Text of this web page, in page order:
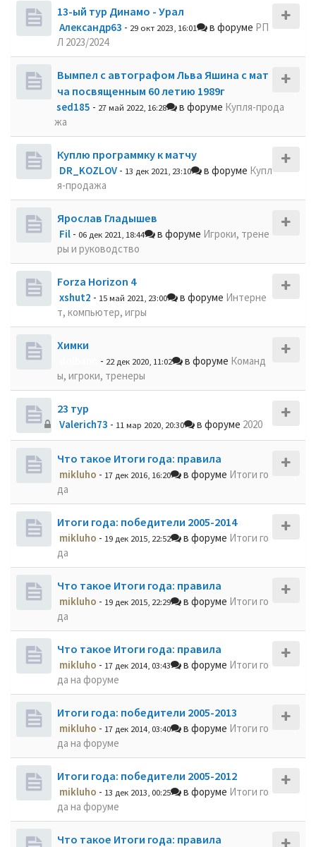
13-ый тур Динамо - Урал
Александр63 - 29 окт 2023, 16:01 в форуме РП
Л 2023/2024
Вымпел с автографом Льва Яшина с мат
ча посвященным 60 летию 1989г
sed185 - 27 май 2022, 16:28 в форуме Купля-прода
жа
Куплю программку к матчу
DR_KOZLOV - 13 дек 2021, 23:10 в форуме Купл
я-продажа
Ярослав Гладышев
Fil - 06 дек 2021, 18:44 в форуме Игроки, трене
ры и руководство
Forza Horizon 4
xshut2 - 15 май 2021, 23:00 в форуме Интерне
т, компьютер, игры
Химки
- 22 дек 2020, 11:02 в форуме Команд
ы, игроки, тренеры
23 тур
Valerich73 - 11 мар 2020, 20:30 в форуме 2020
Что такое Итоги года: правила
mikluho - 17 дек 2016, 16:20 в форуме Итоги го
да
Итоги года: победители 2005-2014
mikluho - 19 дек 2015, 22:52 в форуме Итоги го
да
Что такое Итоги года: правила
mikluho - 19 дек 2015, 22:29 в форуме Итоги го
да
Что такое Итоги года: правила
mikluho - 17 дек 2014, 03:43 в форуме Итоги го
да на форуме
Итоги года: победители 2005-2013
mikluho - 17 дек 2014, 03:40 в форуме Итоги го
да на форуме
Итоги года: победители 2005-2012
mikluho - 13 дек 2013, 00:25 в форуме Итоги го
да на форуме
Что такое Итоги года: правила